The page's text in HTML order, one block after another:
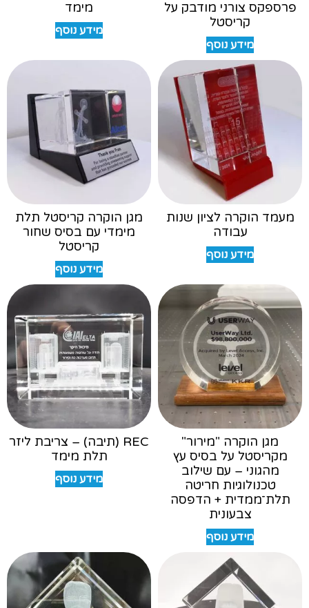
פרספקס צורני מודבק על
קריסטל
מידע נוסף
מימד
מידע נוסף
מעמד הוקרה לציון שנות
עבודה
מידע נוסף
מגן הוקרה קריסטל תלת
מימדי עם בסיס שחור
קריסטל
מידע נוסף
מגן הוקרה "מירור"
מקריסטל על בסיס עץ
מהגוני – עם שילוב
טכנולוגיות חריטה
תלת־ממדית + הדפסה
צבעונית
מידע נוסף
REC (תיבה) – צריבת ליזר
תלת מימד
מידע נוסף